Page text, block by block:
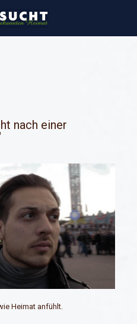
nach einer
Heimat anfühlt.